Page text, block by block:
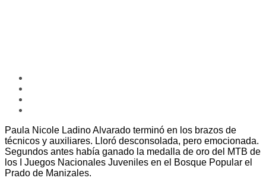
Paula Nicole Ladino Alvarado terminó en los brazos de
técnicos y auxiliares. Lloró desconsolada, pero emocionada.
Segundos antes había ganado la medalla de oro del MTB de
los I Juegos Nacionales Juveniles en el Bosque Popular el
Prado de Manizales.